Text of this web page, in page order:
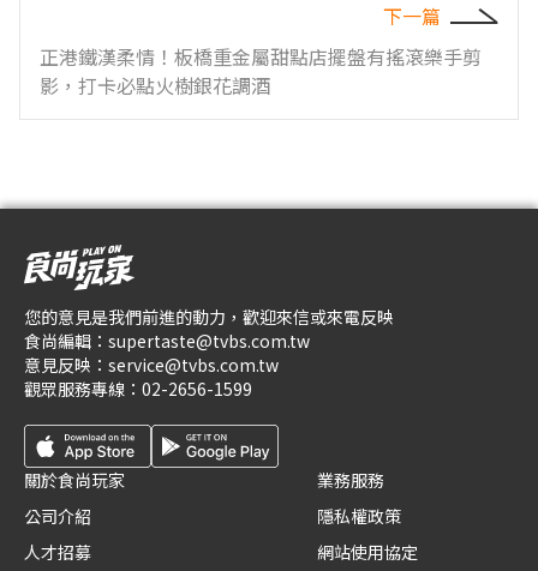
下一篇
正港鐵漢柔情！板橋重金屬甜點店擺盤有搖滾樂手剪
影，打卡必點火樹銀花調酒
您的意見是我們前進的動力，歡迎來信或來電反映
食尚編輯： supertaste@tvbs.com.tw
意見反映： service@tvbs.com.tw
觀眾服務專線： 02-2656-1599
關於食尚玩家
公司介紹
人才招募
業務服務
隱私權政策
網站使用協定